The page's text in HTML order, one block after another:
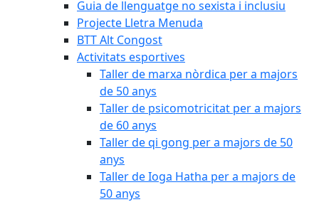
Guia de llenguatge no sexista i inclusiu
Projecte Lletra Menuda
BTT Alt Congost
Activitats esportives
Taller de marxa nòrdica per a majors
de 50 anys
Taller de psicomotricitat per a majors
de 60 anys
Taller de qi gong per a majors de 50
anys
Taller de Ioga Hatha per a majors de
50 anys